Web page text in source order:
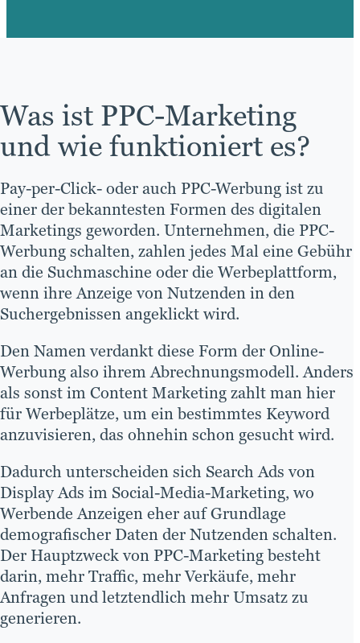
Was ist PPC-Marketing
und wie funktioniert es?
Pay-per-Click- oder auch PPC-Werbung ist zu
einer der bekanntesten Formen des digitalen
Marketings geworden. Unternehmen, die PPC-
Werbung schalten, zahlen jedes Mal eine Gebühr
an die Suchmaschine oder die Werbeplattform,
wenn ihre Anzeige von Nutzenden in den
Suchergebnissen angeklickt wird.
Den Namen verdankt diese Form der Online-
Werbung also ihrem Abrechnungsmodell. Anders
als sonst im Content Marketing zahlt man hier
für Werbeplätze, um ein bestimmtes Keyword
anzuvisieren, das ohnehin schon gesucht wird.
Dadurch unterscheiden sich Search Ads von
Display Ads im Social-Media-Marketing, wo
Werbende Anzeigen eher auf Grundlage
demografischer Daten der Nutzenden schalten.
Der Hauptzweck von PPC-Marketing besteht
darin, mehr Traffic, mehr Verkäufe, mehr
Anfragen und letztendlich mehr Umsatz zu
generieren.